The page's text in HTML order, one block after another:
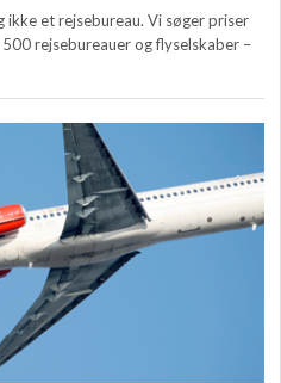
ikke et rejsebureau. Vi søger priser
rejsebureauer og flyselskaber –